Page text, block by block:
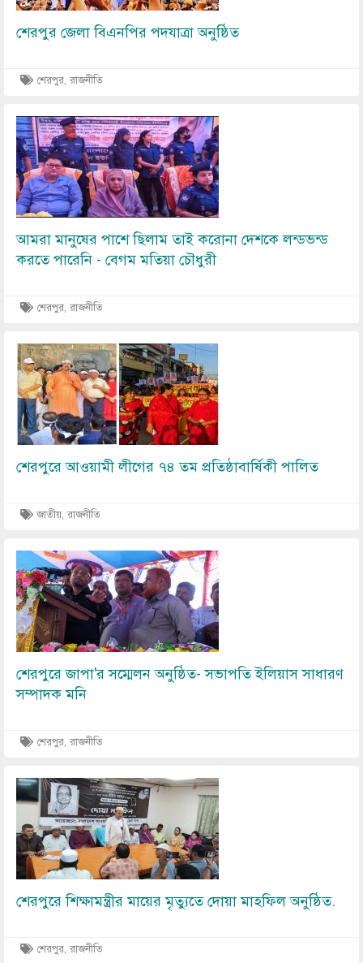
শেরপুর জেলা বিএনপির পদযাত্রা অনুষ্ঠিত
শেরপুর, রাজনীতি
Image
আমরা মানুষের পাশে ছিলাম তাই করোনা দেশকে লন্ডভন্ড
করতে পারেনি - বেগম মতিয়া চৌধুরী
শেরপুর, রাজনীতি
Image
শেরপুরে আওয়ামী লীগের ৭৪ তম প্রতিষ্ঠাবার্ষিকী পালিত
জাতীয়, রাজনীতি
Image
শেরপুরে জাপা'র সম্মেলন অনুষ্ঠিত- সভাপতি ইলিয়াস সাধারণ
সম্পাদক মনি
শেরপুর, রাজনীতি
Image
শেরপুরে শিক্ষামন্ত্রীর মায়ের মৃত্যুতে দোয়া মাহফিল অনুষ্ঠিত.
শেরপুর, রাজনীতি